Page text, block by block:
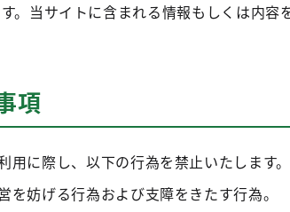
。当サイトに含まれる情報もしくは内
項
用に際し、以下の行為を禁止いたします。
を妨げる行為および支障をきたす行為。